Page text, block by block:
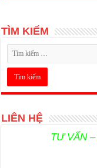
TÌM KIẾM
LIÊN HỆ
TƯ VẤN